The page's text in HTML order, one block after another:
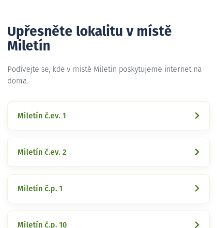
Upřesněte lokalitu v místě
Miletín
Podívejte se, kde v místě Miletín poskytujeme internet na
doma.
Miletín č.ev. 1
Miletín č.ev. 2
Miletín č.p. 1
Miletín č.p. 10